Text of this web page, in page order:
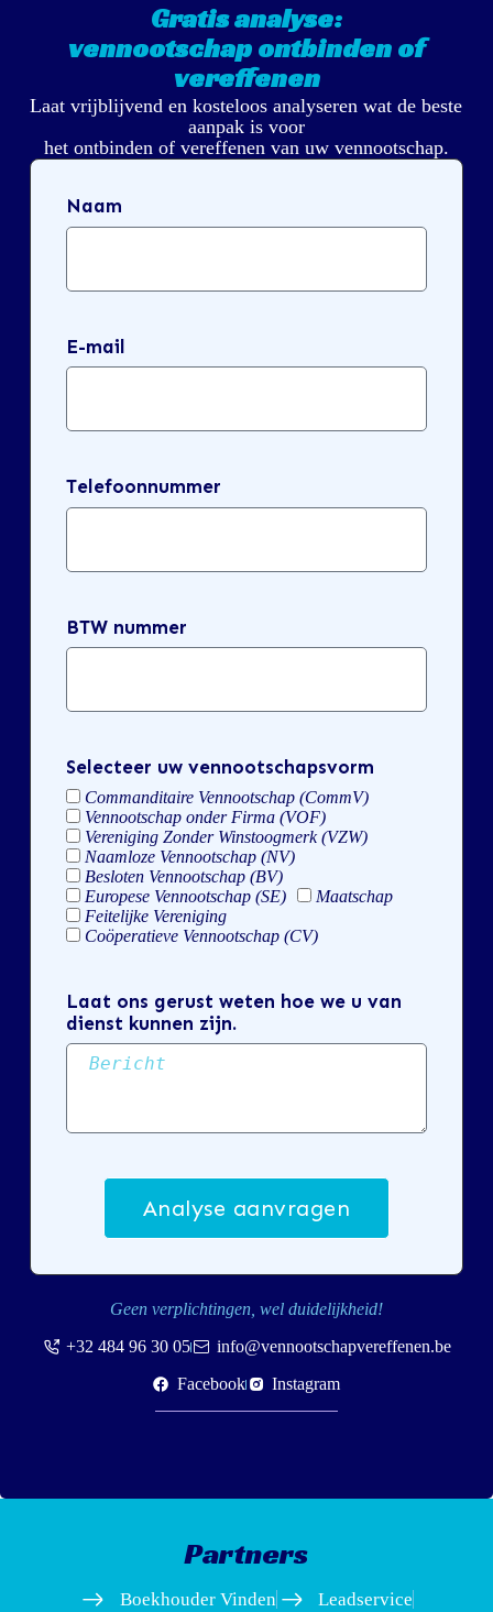
Gratis analyse:
vennootschap ontbinden of
vereffenen
Laat vrijblijvend en kosteloos analyseren wat de beste
aanpak is voor
het ontbinden of vereffenen van uw vennootschap.
Naam
E-mail
Telefoonnummer
BTW nummer
Selecteer uw vennootschapsvorm
Commanditaire Vennootschap (CommV)
Vennootschap onder Firma (VOF)
Vereniging Zonder Winstoogmerk (VZW)
Naamloze Vennootschap (NV)
Besloten Vennootschap (BV)
Europese Vennootschap (SE)
Maatschap
Feitelijke Vereniging
Coöperatieve Vennootschap (CV)
Laat ons gerust weten hoe we u van
dienst kunnen zijn.
Analyse aanvragen
n
Geen verplichtingen, wel duidelijkheid!
+32 484 96 30 05
info@vennootschapvereffenen.be
Facebook
Instagram
Partners
Boekhouder Vinden Leadservice